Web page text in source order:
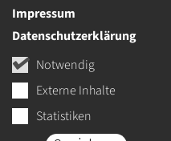
Notwendig
Externe Inhalte
Statistiken
Impressum
Datenschutzerklärung